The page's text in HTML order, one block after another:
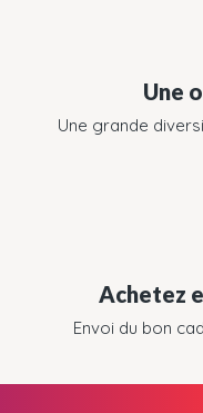
Une
Une grande
Achetez
Envoi du bon